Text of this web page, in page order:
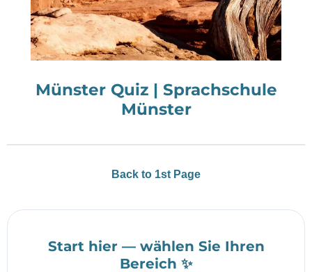
Münster Quiz | Sprachschule
Münster
Back to 1st Page
Start hier — wählen Sie Ihren
Bereich ✨